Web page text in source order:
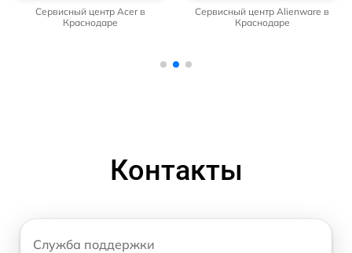
Сервисный центр Acer в
Краснодаре
Сервисный центр Alienware в
Краснодаре
Контакты
Служба поддержки